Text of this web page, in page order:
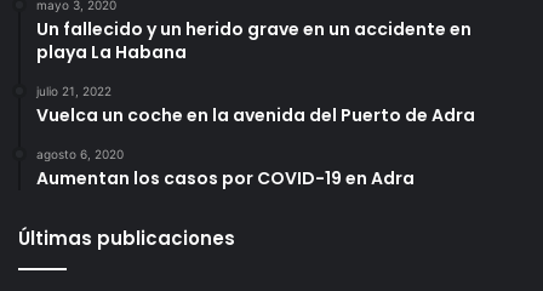
mayo 3, 2020
Un fallecido y un herido grave en un accidente en
playa La Habana
julio 21, 2022
Vuelca un coche en la avenida del Puerto de Adra
agosto 6, 2020
Aumentan los casos por COVID-19 en Adra
Últimas publicaciones